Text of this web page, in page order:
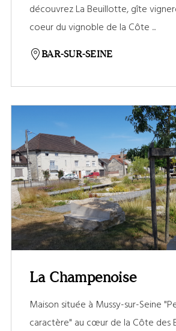
découvrez La Beuillotte, gîte
coeur du vignoble de la Côte ...
BAR-SUR-SEINE
La Champenoise
Maison située à Mussy-sur-Seine
caractère" au cœur de la Côte des